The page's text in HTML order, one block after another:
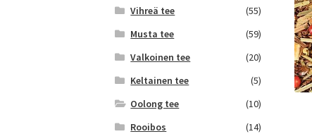
Vihreä tee
(55)
Musta tee
(59)
Valkoinen tee
(20)
Keltainen tee
(5)
Oolong tee
(10)
Rooibos
(14)